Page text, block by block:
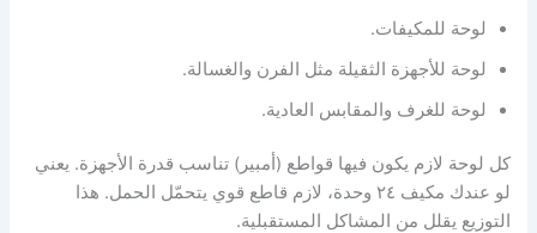
لوحة للمكيفات.
لوحة للأجهزة الثقيلة مثل الفرن والغسالة.
لوحة للغرف والمقابس العادية.
كل لوحة لازم يكون فيها قواطع (أمبير) تناسب قدرة الأجهزة. يعني
لو عندك مكيف ٢٤ وحدة، لازم قاطع قوي يتحمّل الحمل. هذا
التوزيع يقلل من المشاكل المستقبلية.